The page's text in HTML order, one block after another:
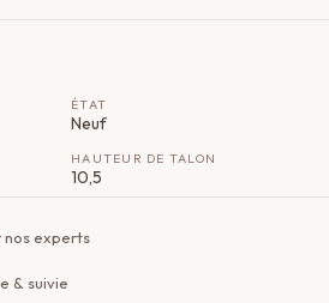
ÉTAT
Neuf
HAUTEUR DE TALON
10,5
experts
& suivie